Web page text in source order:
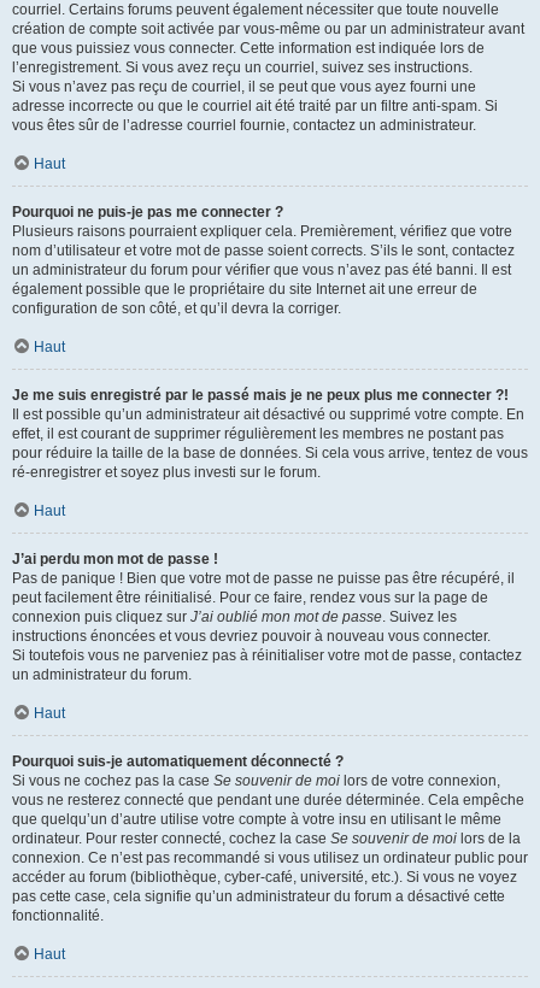
courriel. Certains forums peuvent également nécessiter que toute nouvelle
création de compte soit activée par vous-même ou par un administrateur avant
que vous puissiez vous connecter. Cette information est indiquée lors de
l’enregistrement. Si vous avez reçu un courriel, suivez ses instructions.
Si vous n’avez pas reçu de courriel, il se peut que vous ayez fourni une
adresse incorrecte ou que le courriel ait été traité par un filtre anti-spam. Si
vous êtes sûr de l’adresse courriel fournie, contactez un administrateur.
Haut
Pourquoi ne puis-je pas me connecter ?
Plusieurs raisons pourraient expliquer cela. Premièrement, vérifiez que votre
nom d’utilisateur et votre mot de passe soient corrects. S’ils le sont, contactez
un administrateur du forum pour vérifier que vous n’avez pas été banni. Il est
également possible que le propriétaire du site Internet ait une erreur de
configuration de son côté, et qu’il devra la corriger.
Haut
Je me suis enregistré par le passé mais je ne peux plus me connecter ?!
Il est possible qu’un administrateur ait désactivé ou supprimé votre compte. En
effet, il est courant de supprimer régulièrement les membres ne postant pas
pour réduire la taille de la base de données. Si cela vous arrive, tentez de vous
ré-enregistrer et soyez plus investi sur le forum.
Haut
J’ai perdu mon mot de passe !
Pas de panique ! Bien que votre mot de passe ne puisse pas être récupéré, il
peut facilement être réinitialisé. Pour ce faire, rendez vous sur la page de
connexion puis cliquez sur J’ai oublié mon mot de passe. Suivez les
instructions énoncées et vous devriez pouvoir à nouveau vous connecter.
Si toutefois vous ne parveniez pas à réinitialiser votre mot de passe, contactez
un administrateur du forum.
Haut
Pourquoi suis-je automatiquement déconnecté ?
Si vous ne cochez pas la case Se souvenir de moi lors de votre connexion,
vous ne resterez connecté que pendant une durée déterminée. Cela empêche
que quelqu’un d’autre utilise votre compte à votre insu en utilisant le même
ordinateur. Pour rester connecté, cochez la case Se souvenir de moi lors de la
connexion. Ce n’est pas recommandé si vous utilisez un ordinateur public pour
accéder au forum (bibliothèque, cyber-café, université, etc.). Si vous ne voyez
pas cette case, cela signifie qu’un administrateur du forum a désactivé cette
fonctionnalité.
Haut